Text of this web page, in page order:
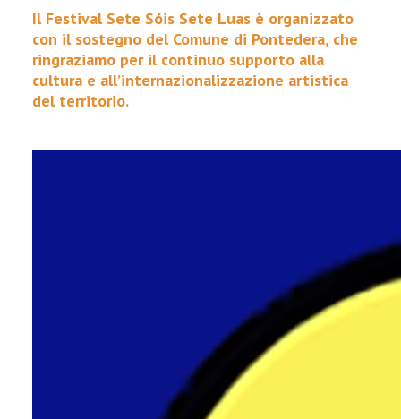
Il Festival Sete Sóis Sete Luas è organizzato
con il sostegno del Comune di Pontedera, che
ringraziamo per il continuo supporto alla
cultura e all’internazionalizzazione artistica
del territorio.